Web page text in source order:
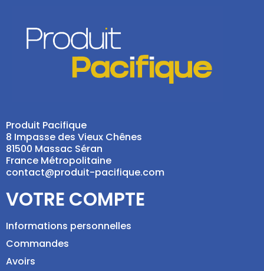
Produit Pacifique
8 Impasse des Vieux Chênes
81500 Massac Séran
France Métropolitaine
contact@produit-pacifique.com
VOTRE COMPTE
Informations personnelles
Commandes
Avoirs